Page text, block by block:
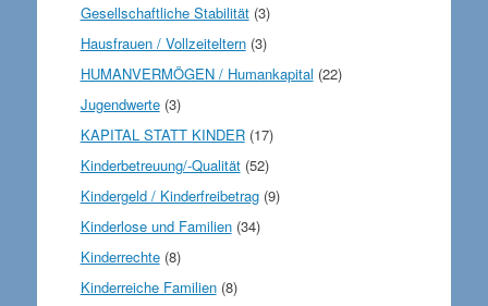
Gesellschaftliche Stabilität(3)
Hausfrauen / Vollzeiteltern(3)
HUMANVERMÖGEN / Humankapital (22)
Jugendwerte(3)
KAPITAL STATT KINDER(17)
Kinderbetreuung/-Qualität(52)
Kindergeld / Kinderfreibetrag(9)
Kinderlose und Familien(34)
Kinderrechte(8)
Kinderreiche Familien(8)